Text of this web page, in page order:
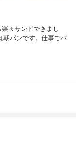
々サンドできまし
パンです。仕事でバ